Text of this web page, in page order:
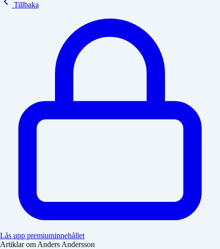
Tillbaka
Lås upp premiuminnehållet
Artiklar om Anders Andersson